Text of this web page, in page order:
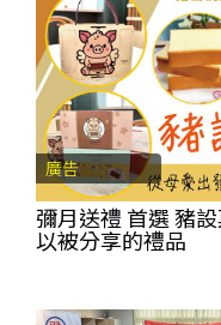
廣告
彌月送禮 首選 豬
以被分享的禮品